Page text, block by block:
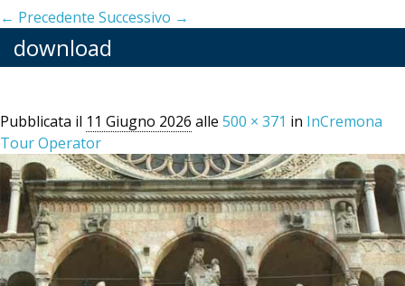
← Precedente Successivo →
download
Pubblicata il 11 Giugno 2026 alle 500 × 371 in InCremona
Tour Operator